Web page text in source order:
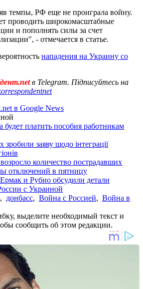
темпы, РФ еще не проиграла войну.
проводить широкомасштабные
и пополнять силы за счет
- отмечается в статье.
нападения на Украину со
в Telegram. Підписуйтесь на
в Google News
платить пособия работникам
заяву щодо інтеграції
количество пострадавших
отключений в пятницу
и Рубио обсудили детали
с Украиной
, донбасс, Война с Россией, Война в
выделите необходимый текст и
сообщить об этом редакции.